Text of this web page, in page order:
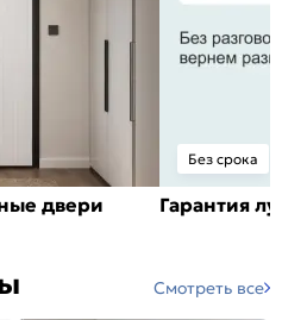
двери
Без срока
Гарантия
Смотреть все